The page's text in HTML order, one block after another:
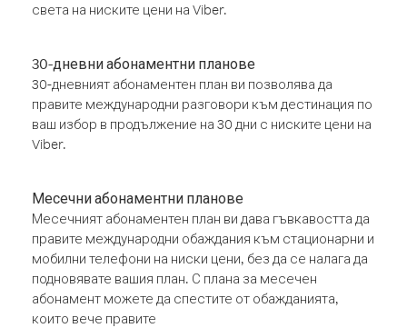
света на ниските цени на Viber.
30-дневни абонаментни планове
30-дневният абонаментен план ви позволява да
правите международни разговори към дестинация по
ваш избор в продължение на 30 дни с ниските цени на
Viber.
Месечни абонаментни планове
Месечният абонаментен план ви дава гъвкавостта да
правите международни обаждания към стационарни и
мобилни телефони на ниски цени, без да се налага да
подновявате вашия план. С плана за месечен
абонамент можете да спестите от обажданията,
които вече правите